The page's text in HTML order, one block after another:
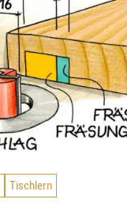
Tischlern